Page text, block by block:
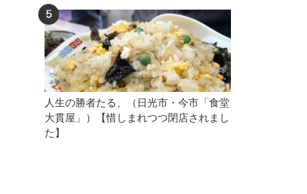
人生の勝者たる、（日光市・今市「食堂
大貫屋」）【惜しまれつつ閉店されまし
た】